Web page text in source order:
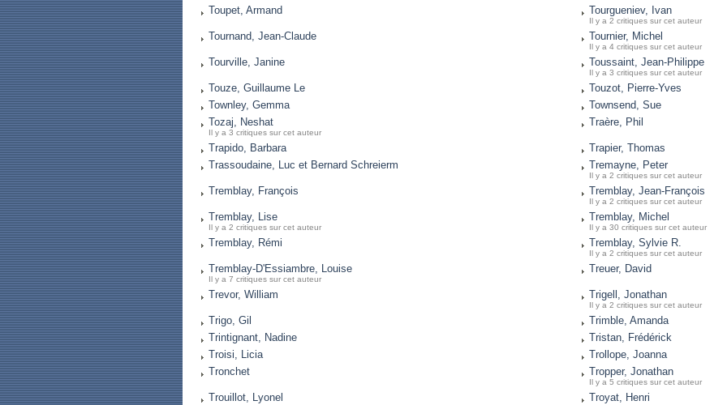
Toupet, Armand Tourgueniev, Ivan
Il y a 2 critiques sur cet auteur
Tournand, Jean-Claude Tournier, Michel
Il y a 4 critiques sur cet auteur
Tourville, Janine Toussaint, Jean-Philippe
Il y a 3 critiques sur cet auteur
Touze, Guillaume Le
Touzot, Pierre-Yves
Townley, Gemma
Townsend, Sue
Tozaj, Neshat
Il y a 3 critiques sur cet auteur
Traère, Phil
Trapido, Barbara
Trapier, Thomas
Trassoudaine, Luc et Bernard Schreierm
Tremayne, Peter
Il y a 2 critiques sur cet auteur
Tremblay, François Tremblay, Jean-François
Il y a 2 critiques sur cet auteur
Tremblay, Lise
Il y a 2 critiques sur cet auteur
Tremblay, Michel
Il y a 30 critiques sur cet auteur
Tremblay, Rémi Tremblay, Sylvie R.
Il y a 2 critiques sur cet auteur
Tremblay-D'Essiambre, Louise
Il y a 7 critiques sur cet auteur
Treuer, David
Trevor, William Trigell, Jonathan
Il y a 2 critiques sur cet auteur
Trigo, Gil
Trimble, Amanda
Trintignant, Nadine
Tristan, Frédérick
Troisi, Licia
Trollope, Joanna
Tronchet
Tropper, Jonathan
Il y a 5 critiques sur cet auteur
Trouillot, Lyonel Troyat, Henri